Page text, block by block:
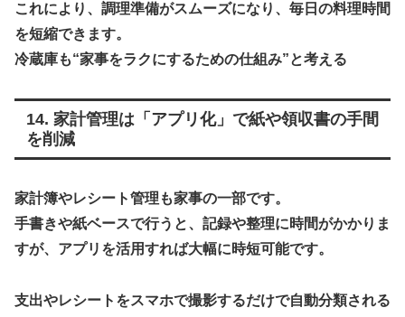
これにより、調理準備がスムーズになり、毎日の料理時間
を短縮できます。
冷蔵庫も“家事をラクにするための仕組み”と考える
14. 家計管理は「アプリ化」で紙や領収書の手間
を削減
家計簿やレシート管理も家事の一部です。
手書きや紙ベースで行うと、記録や整理に時間がかかりま
すが、アプリを活用すれば大幅に時短可能です。
支出やレシートをスマホで撮影するだけで自動分類される